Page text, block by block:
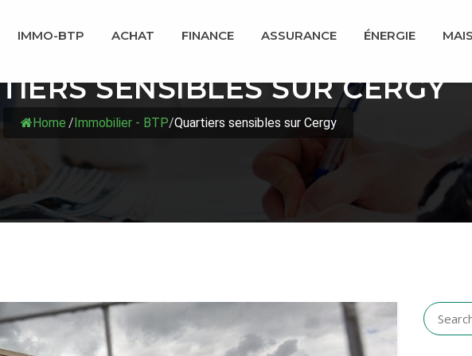
IMMO-BTP ACHAT FINANCE ASSURANCE ÉNERGIE
SENSIBLES SUR CERGY
Home /Immobilier - BTP/Quartiers sensibles sur Cergy
Search
for: